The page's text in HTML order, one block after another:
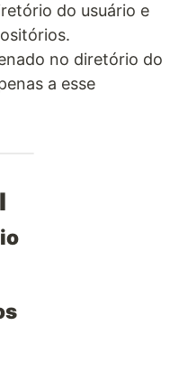
do usuário e
no diretório do
a esse